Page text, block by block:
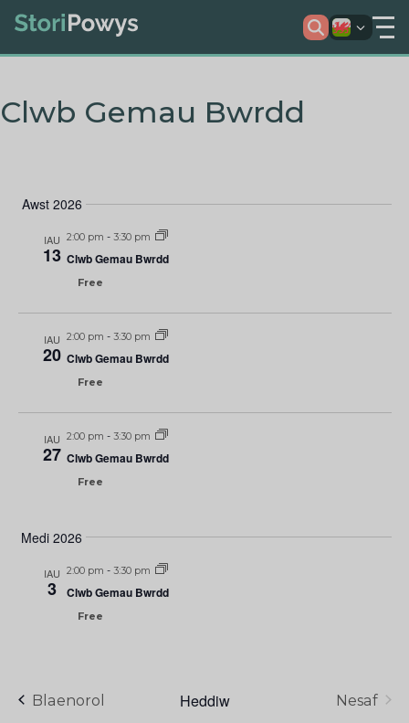
Clwb Gemau Bwrdd
Awst 2026
IAU
13
2:00 pm - 3:30 pm
Clwb Gemau Bwrdd
Free
IAU
20
2:00 pm - 3:30 pm
Clwb Gemau Bwrdd
Free
IAU
27
2:00 pm - 3:30 pm
Clwb Gemau Bwrdd
Free
Medi 2026
IAU
3
2:00 pm - 3:30 pm
Clwb Gemau Bwrdd
Free
Blaenorol Digwyddiadau
Heddiw Nesaf